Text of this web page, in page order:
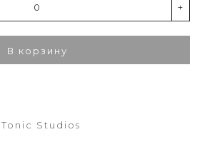
+
В корзину
Tonic Studios